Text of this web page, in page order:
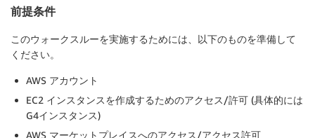
前提条件
このウォークスルーを実施するためには、以下のものを準備して
ください。
AWS アカウント
EC2 インスタンスを作成するためのアクセス/許可 (具体的には
G4インスタンス)
AWS マーケットプレイスへのアクセス/アクセス許可